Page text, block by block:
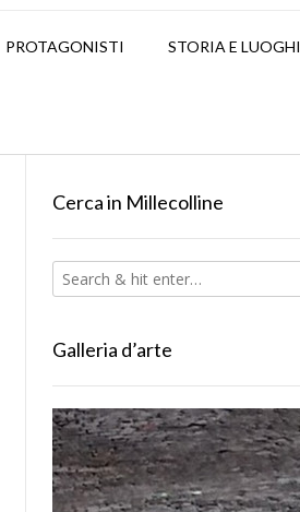
PROTAGONISTI STORIA E LUOGHI
Cerca in Millecolline
Galleria d’arte